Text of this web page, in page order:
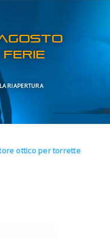
AL 21
ottico per torrette